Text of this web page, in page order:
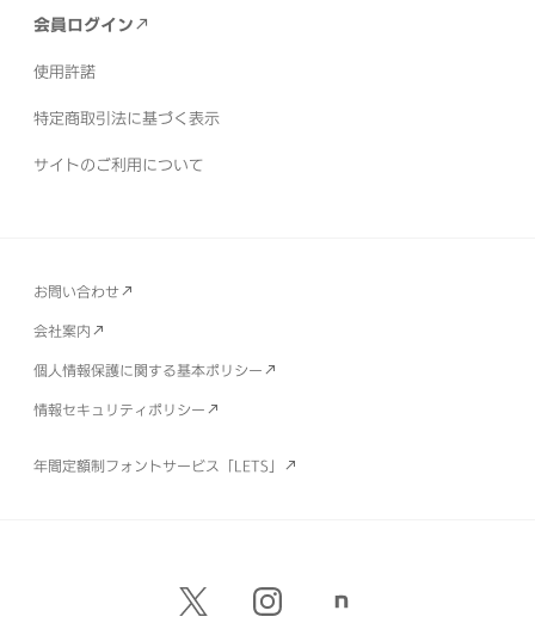
会員ログイン
使用許諾
特定商取引法に基づく表示
サイトのご利用について
お問い合わせ
会社案内
個人情報保護に関する基本ポリシー
情報セキュリティポリシー
年間定額制フォントサービス「LETS」